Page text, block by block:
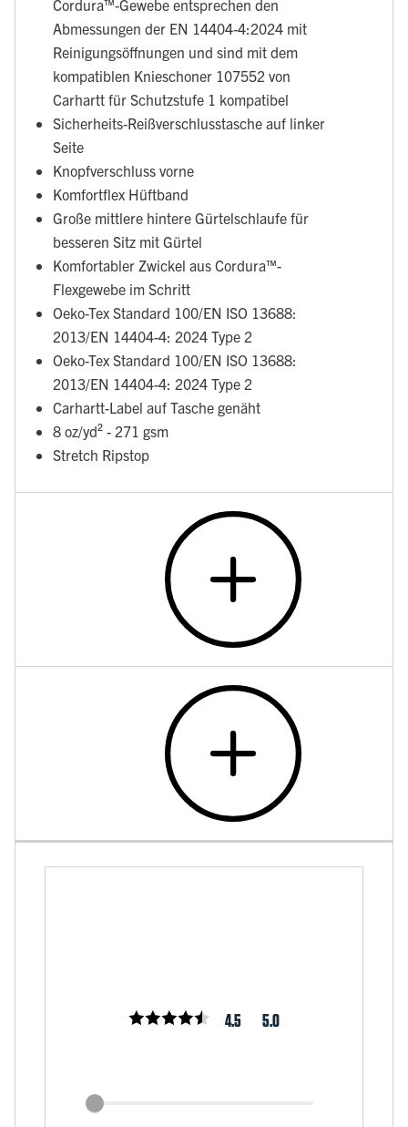
Cordura™-Gewebe entsprechen den
Abmessungen der EN 14404-4:2024 mit
Reinigungsöffnungen und sind mit dem
kompatiblen Knieschoner 107552 von
Carhartt für Schutzstufe 1 kompatibel
Sicherheits-Reißverschlusstasche auf linker
Seite
Knopfverschluss vorne
Komfortflex Hüftband
Große mittlere hintere Gürtelschlaufe für
besseren Sitz mit Gürtel
Komfortabler Zwickel aus Cordura™-
Flexgewebe im Schritt
Oeko-Tex Standard 100/EN ISO 13688:
2013/EN 14404-4: 2024 Type 2
Oeko-Tex Standard 100/EN ISO 13688:
2013/EN 14404-4: 2024 Type 2
Carhartt-Label auf Tasche genäht
8 oz/yd² - 271 gsm
Stretch Ripstop
4.5 5.0